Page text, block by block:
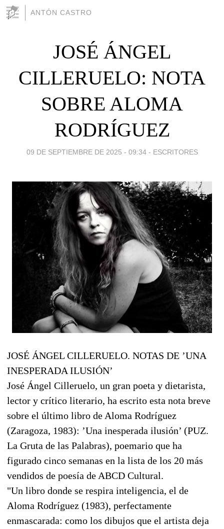
ANTÓN CASTRO
JOSÉ ÁNGEL
CILLERUELO: NOTA
SOBRE ALOMA
RODRÍGUEZ
09 DE SEPTIEMBRE DE 2025 - 09:34 - ESCRITORES
JOSÉ ÁNGEL CILLERUELO. NOTAS DE ’UNA
INESPERADA ILUSIÓN’
José Ángel Cilleruelo, un gran poeta y dietarista,
lector y crítico literario, ha escrito esta nota breve
sobre el último libro de Aloma Rodríguez
(Zaragoza, 1983): ’Una inesperada ilusión’ (PUZ.
La Gruta de las Palabras), poemario que ha
figurado cinco semanas en la lista de los 20 más
vendidos de poesía de ABCD Cultural.
"Un libro donde se respira inteligencia, el de
Aloma Rodríguez (1983), perfectamente
enmascarada: como los dibujos que el artista deja